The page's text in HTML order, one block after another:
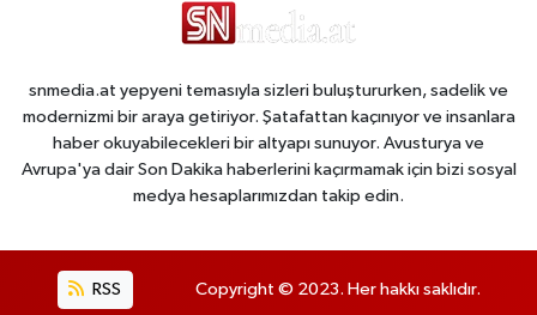
snmedia.at yepyeni temasıyla sizleri buluştururken, sadelik ve
modernizmi bir araya getiriyor. Şatafattan kaçınıyor ve insanlara
haber okuyabilecekleri bir altyapı sunuyor. Avusturya ve
Avrupa'ya dair Son Dakika haberlerini kaçırmamak için bizi sosyal
medya hesaplarımızdan takip edin.
RSS Copyright © 2023. Her hakkı saklıdır.